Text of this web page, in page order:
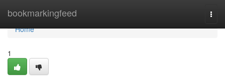
bookmarkingfeed
Home
Home
1